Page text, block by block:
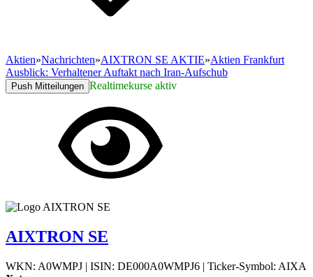
Aktien»Nachrichten»AIXTRON SE AKTIE»Aktien Frankfurt
Ausblick: Verhaltener Auftakt nach Iran-Aufschub
Push Mitteilungen Realtimekurse aktiv
AIXTRON SE
WKN: A0WMPJ | ISIN: DE000A0WMPJ6 | Ticker-Symbol: AIXA